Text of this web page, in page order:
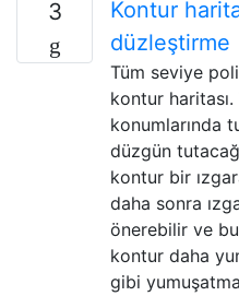
3
Kontur
düzleştirme
Tüm seviye
kontur
konumlarında
düzgün
kontur bir
daha sonra
önerebilir ve
kontur daha
gibi